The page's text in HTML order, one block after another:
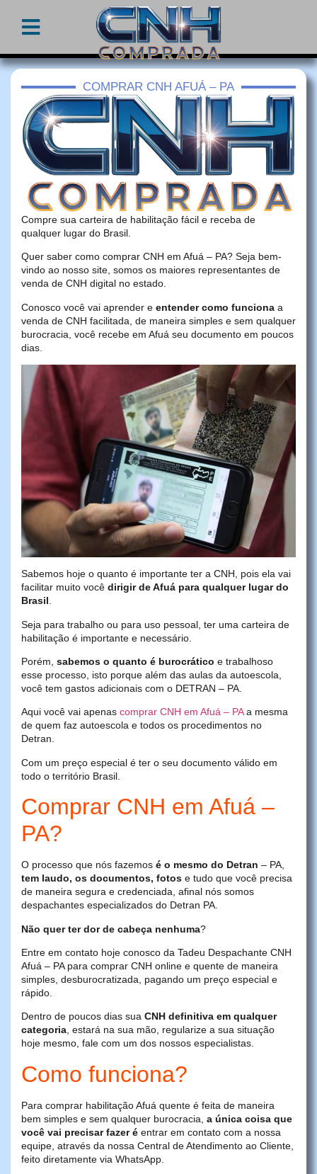
COMPRAR CNH AFUÁ – PA
Compre sua carteira de habilitação fácil e receba de
qualquer lugar do Brasil.
Quer saber como comprar CNH em Afuá – PA? Seja bem-
vindo ao nosso site, somos os maiores representantes de
venda de CNH digital no estado.
Conosco você vai aprender e entender como funciona a
venda de CNH facilitada, de maneira simples e sem qualquer
burocracia, você recebe em Afuá seu documento em poucos
dias.
Sabemos hoje o quanto é importante ter a CNH, pois ela vai
facilitar muito você dirigir de Afuá para qualquer lugar do
Brasil.
Seja para trabalho ou para uso pessoal, ter uma carteira de
habilitação é importante e necessário.
Porém, sabemos o quanto é burocrático e trabalhoso
esse processo, isto porque além das aulas da autoescola,
você tem gastos adicionais com o DETRAN – PA.
Aqui você vai apenas comprar CNH em Afuá – PAa mesma
de quem faz autoescola e todos os procedimentos no
Detran.
Com um preço especial é ter o seu documento válido em
todo o território Brasil.
Comprar CNH em Afuá –
PA?
O processo que nós fazemos é o mesmo do Detran – PA,
tem laudo, os documentos, fotos e tudo que você precisa
de maneira segura e credenciada, afinal nós somos
despachantes especializados do Detran PA.
Não quer ter dor de cabeça nenhuma?
Entre em contato hoje conosco da Tadeu Despachante CNH
Afuá – PA para comprar CNH online e quente de maneira
simples, desburocratizada, pagando um preço especial e
rápido.
Dentro de poucos dias sua CNH definitiva em qualquer
categoria, estará na sua mão, regularize a sua situação
hoje mesmo, fale com um dos nossos especialistas.
Como funciona?
Para comprar habilitação Afuá quente é feita de maneira
bem simples e sem qualquer burocracia, a única coisa que
você vai precisar fazer é entrar em contato com a nossa
equipe, através da nossa Central de Atendimento ao Cliente,
feito diretamente via WhatsApp.